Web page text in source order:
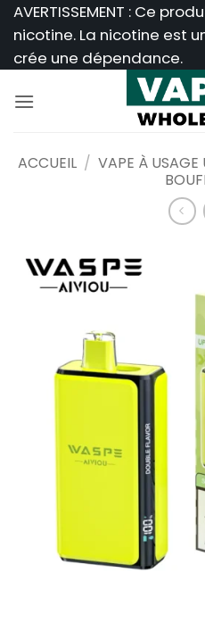
Passer
au
contenu
AVERTISSEMENT : Ce
nicotine. La nicotine est
crée une dépendance.
ACCUEIL / VAPE À USAGE